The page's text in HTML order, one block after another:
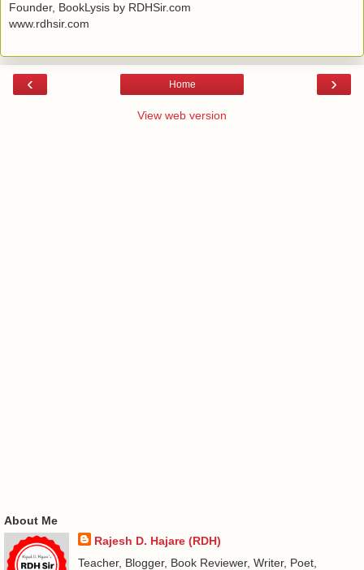
Founder, BookLysis by RDHSir.com
www.rdhsir.com
‹ ›
Home
View web version
About Me
Rajesh D. Hajare (RDH)
Teacher, Blogger, Book Reviewer, Writer, Poet,